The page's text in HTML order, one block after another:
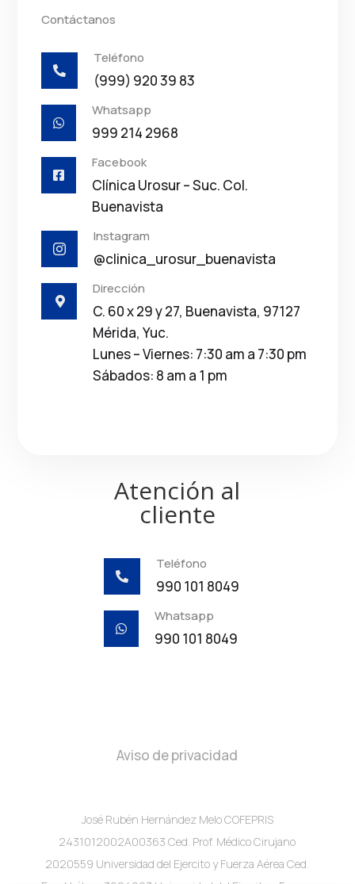
Contáctanos

Teléfono
(999) 920 39 83

Whatsapp
999 214 2968

Facebook
Clínica Urosur – Suc. Col.
Buenavista

Instagram
@clinica_urosur_buenavista

Dirección
C. 60 x 29 y 27, Buenavista, 97127
Mérida, Yuc.
Lunes – Viernes: 7:30 am a 7:30 pm
Sábados: 8 am a 1 pm
Atención al
cliente

Teléfono
990 101 8049

Whatsapp
990 101 8049
Aviso de privacidad
José Rubén Hernández Melo COFEPRIS
2431012002A00363 Ced. Prof. Médico Cirujano
2020559 Universidad del Ejercito y Fuerza Aérea Ced.